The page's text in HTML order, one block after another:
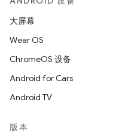
大屏幕
Wear OS
ChromeOS 设备
Android for Cars
Android TV
版本